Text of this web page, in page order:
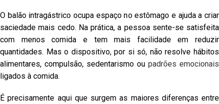
O balão intragástrico ocupa espaço no estômago e ajuda a criar
saciedade mais cedo. Na prática, a pessoa sente-se satisfeita
com menos comida e tem mais facilidade em reduzir
quantidades. Mas o dispositivo, por si só, não resolve hábitos
alimentares, compulsão, sedentarismo ou padrões emocionais
ligados à comida.
É precisamente aqui que surgem as maiores diferenças entre